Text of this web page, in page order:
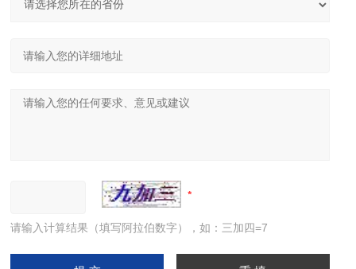
请输入计算结果（填写阿拉伯数字），如：三加四=7